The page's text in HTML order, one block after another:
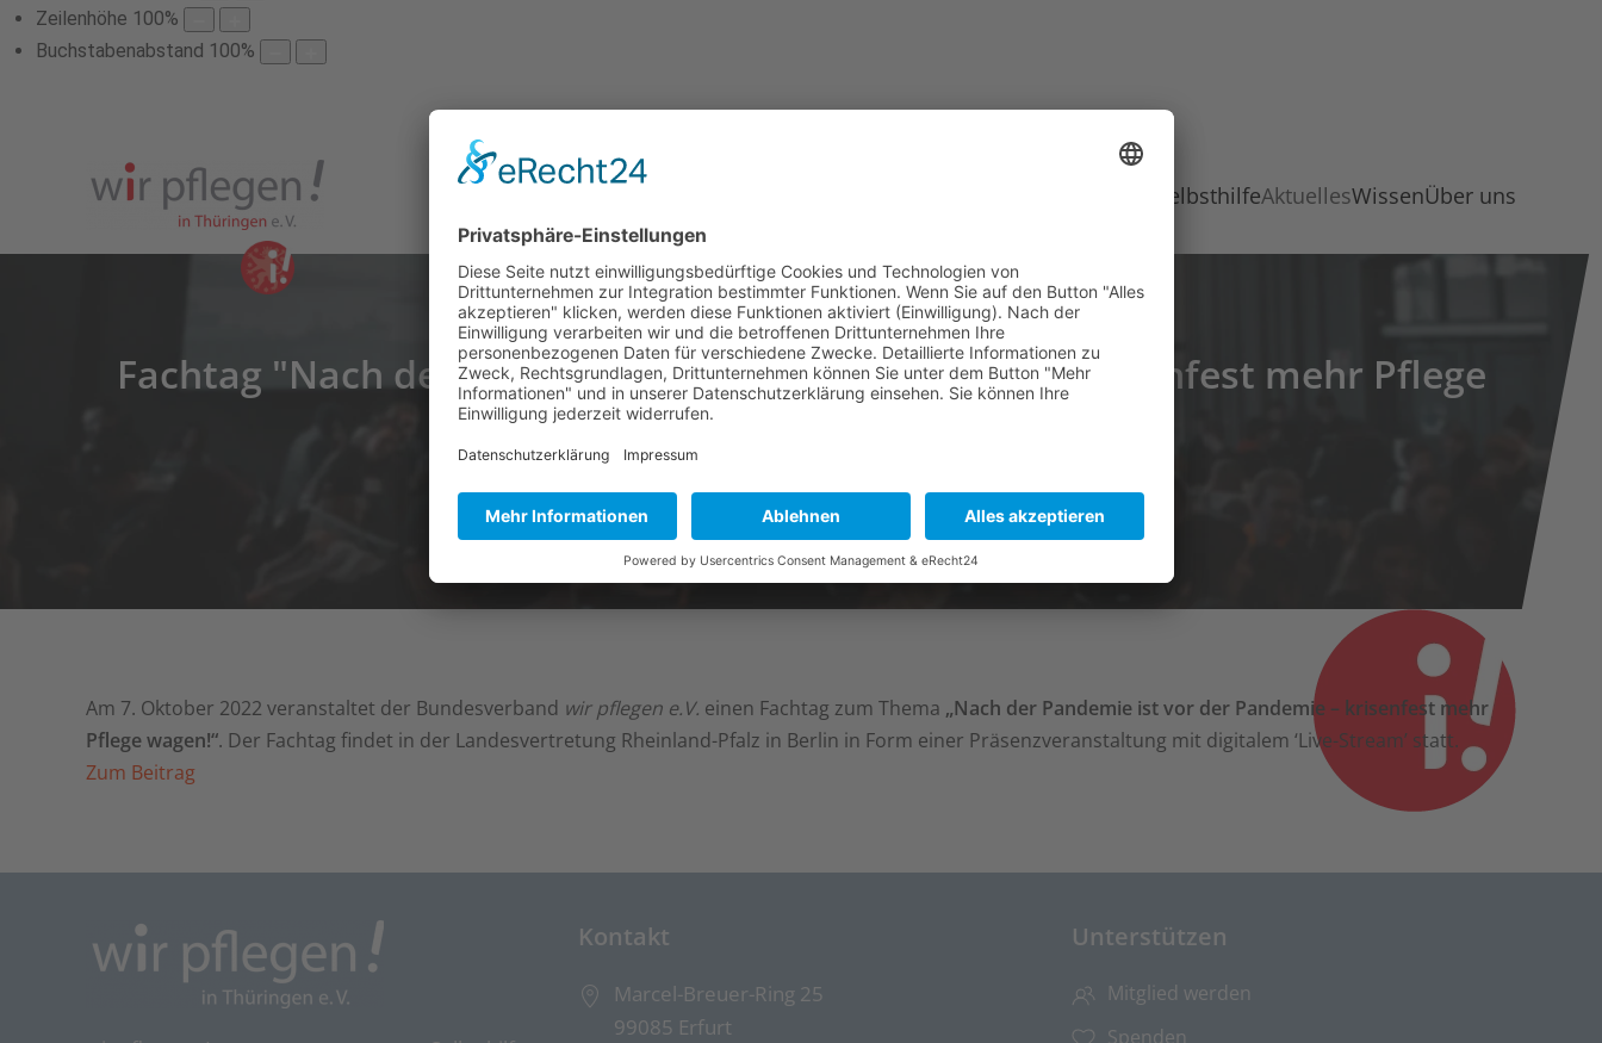
Zeilenhöhe 100%
Buchstabenabstand 100%
Hilfe und SelbsthilfeAktuellesWissenÜber uns
Fachtag "Nach der Pandemie ist vor der Pandemie - krisenfest mehr Pflege
wagen" und Mitgliedertreffen
Am 7. Oktober 2022 veranstaltet der Bundesverband wir pflegen e.V. einen Fachtag zum Thema „Nach der Pandemie ist vor der Pandemie – krisenfest mehr
Pflege wagen!“. Der Fachtag findet in der Landesvertretung Rheinland-Pfalz in Berlin in Form einer Präsenzveranstaltung mit digitalem ‘Live-Stream’ statt.
Zum Beitrag
Kontakt
Marcel-Breuer-Ring 25
99085 Erfurt
Unterstützen
Mitglied werden
Spenden